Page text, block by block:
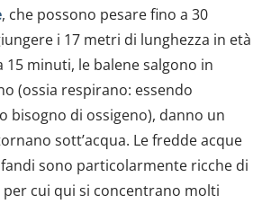
, che possono pesare fino a 30
i 17 metri di lunghezza in età
15 minuti, le balene salgono in
(ossia respirano: essendo
bisogno di ossigeno), danno un
sott’acqua. Le fredde acque
sono particolarmente ricche di
cui qui si concentrano molti